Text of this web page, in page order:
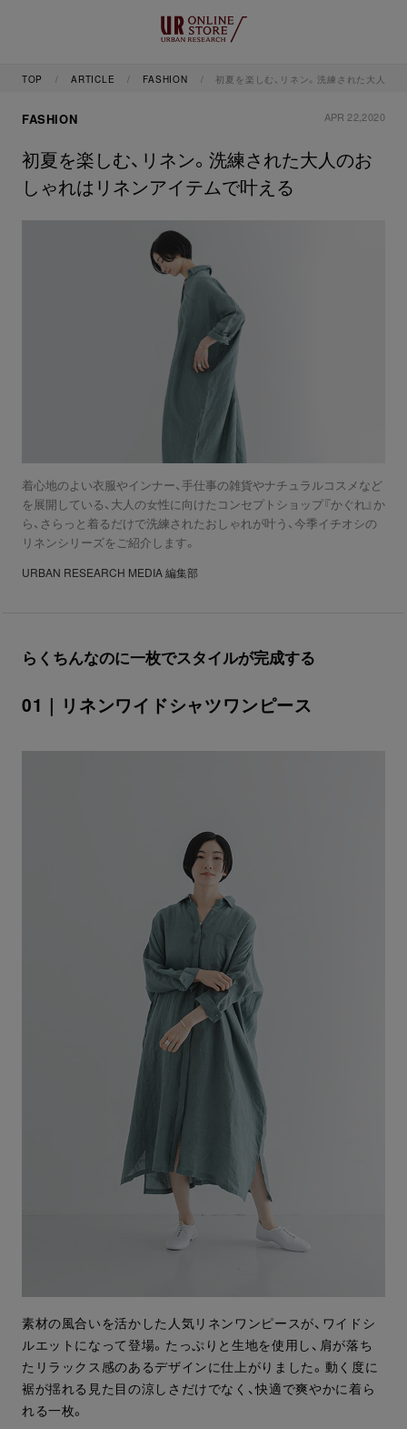
TOP ARTICLE FASHION 初夏を楽しむ、リネン。洗練された大人の
FASHION APR 22,2020
初夏を楽しむ、リネン。洗練された大人のお
しゃれはリネンアイテムで叶える
着⼼地のよい⾐服やインナー、⼿仕事の雑貨やナチュラルコスメなど
を展開している、⼤人の女性に向けたコンセプトショップ『かぐれ』か
ら、さらっと着るだけで洗練されたおしゃれが叶う、今季イチオシの
リネンシリーズをご紹介します。
URBAN RESEARCH MEDIA 編集部
らくちんなのに一枚でスタイルが完成する
01｜リネンワイドシャツワンピース
素材の風合いを活かした人気リネンワンピースが、ワイドシ
ルエットになって登場。たっぷりと生地を使用し、肩が落ち
たリラックス感のあるデザインに仕上がりました。動く度に
裾が揺れる見た目の涼しさだけでなく、快適で爽やかに着ら
れる一枚。